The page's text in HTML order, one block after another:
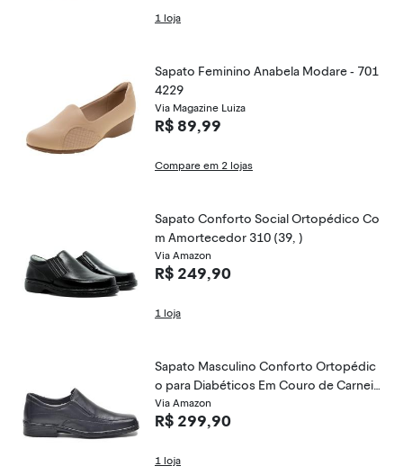
1 loja
Sapato Feminino Anabela Modare - 701
4229
Via Magazine Luiza
R$ 89,99
Compare em 2 lojas
Sapato Conforto Social Ortopédico Co
m Amortecedor 310 (39, )
Via Amazon
R$ 249,90
1 loja
Sapato Masculino Conforto Ortopédic
o para Diabéticos Em Couro de Carneir
o Cor:;Tamanho:37
Via Amazon
R$ 299,90
1 loja